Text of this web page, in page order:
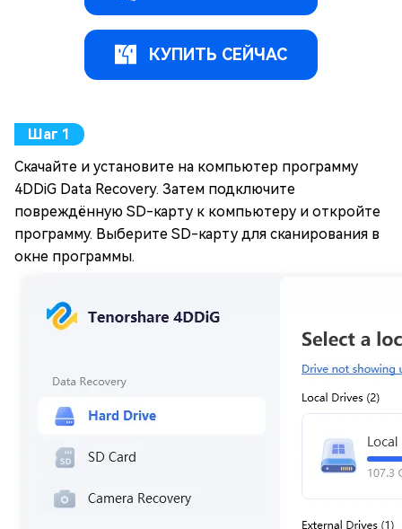
КУПИТЬ СЕЙЧАС
Скачайте и установите на компьютер программу
4DDiG Data Recovery. Затем подключите
повреждённую SD-карту к компьютеру и откройте
программу. Выберите SD-карту для сканирования в
окне программы.